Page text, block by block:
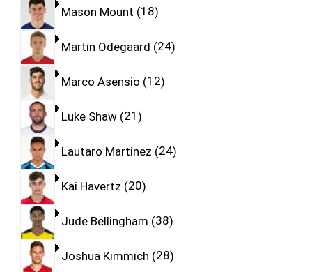
Mason Mount 18
Martin Odegaard 24
Marco Asensio 12
Luke Shaw 21
Lautaro Martinez 24
Kai Havertz 20
Jude Bellingham 38
Joshua Kimmich 28